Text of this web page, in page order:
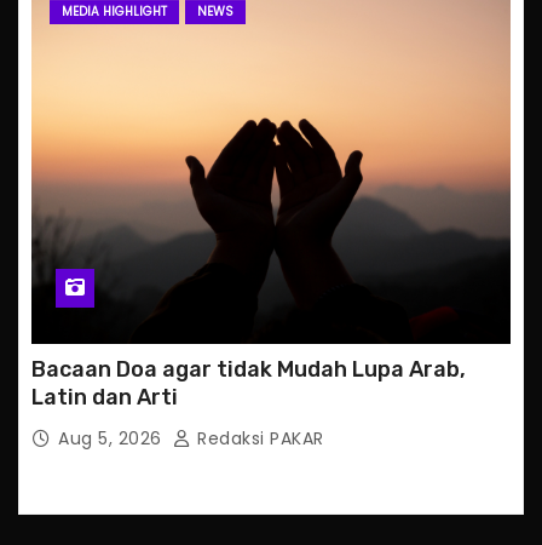
MEDIA HIGHLIGHT NEWS
Bacaan Doa agar tidak Mudah Lupa Arab,
Latin dan Arti
Aug 5, 2026 Redaksi PAKAR